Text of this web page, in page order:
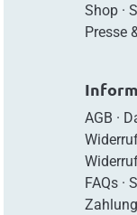
Shop·
Presse
AGB ·
FAQs·